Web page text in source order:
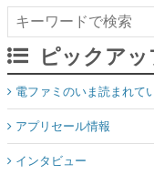
ピックア
電ファミのいま読まれて
アプリセール情報
インタビュー